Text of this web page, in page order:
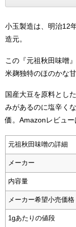
小玉製造は、明治12
造元。
この『元祖秋田味噌
米麹独特のほのかな
国産大豆を原料とし
みがあるのに塩辛く
価。Amazonレビュ
元祖秋田味噌の詳細
メーカー
内容量
メーカー希望小売価格
1gあたりの値段